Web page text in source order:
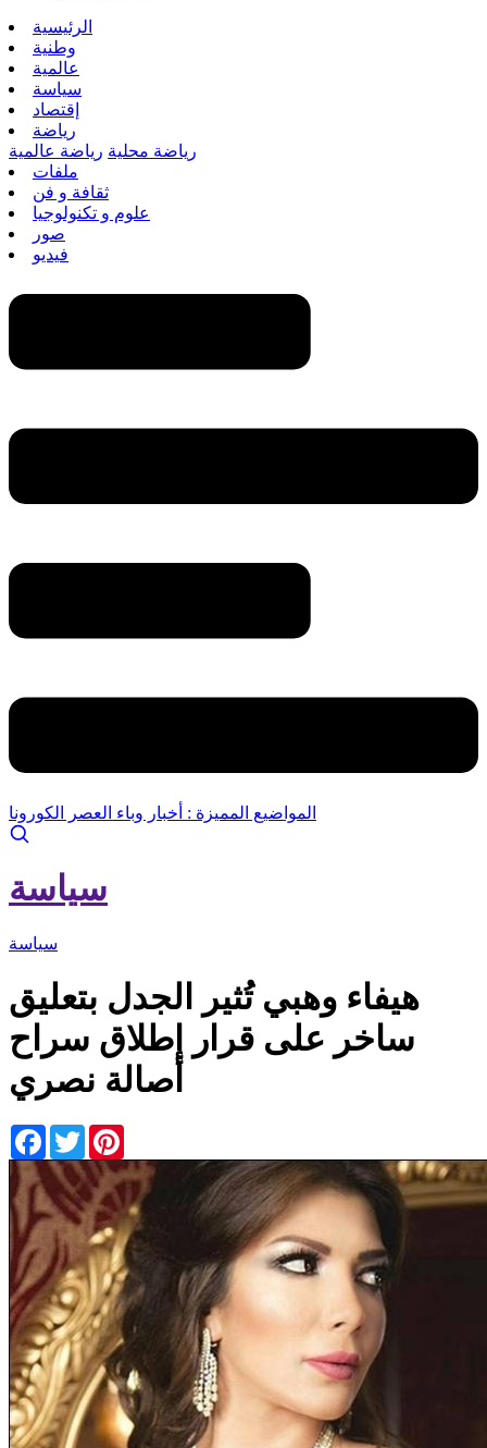
الرئيسية
وطنية
عالمية
سياسة
إقتصاد
رياضة
رياضة محلية رياضة عالمية
ملفات
ثقافة و فن
علوم و تكنولوجيا
صور
فيديو
المواضيع المميزة : أخبار وباء العصر الكورونا
سياسة
سياسة
هيفاء وهبي تُثير الجدل بتعليق
ساخر على قرار إطلاق سراح
أصالة نصري
Facebook
Twitter